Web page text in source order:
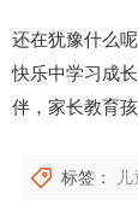
还在犹豫什么
快乐中学习成
伴，家长教育孩
标签：